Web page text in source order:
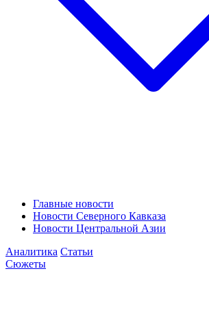
Главные новости
Новости Северного Кавказа
Новости Центральной Азии
Аналитика Статьи
Сюжеты